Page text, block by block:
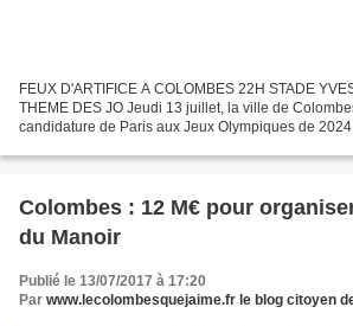
FEUX D'ARTIFICE A COLOMBES 22H STADE
THEME DES JO Jeudi 13 juillet, la ville de
candidature de Paris aux Jeux Olympiques de
Colombes : 12 M€ pour organiser les
du Manoir
Publié le 13/07/2017 à 17:20
Par www.lecolombesquejaime.fr le blog citoyen